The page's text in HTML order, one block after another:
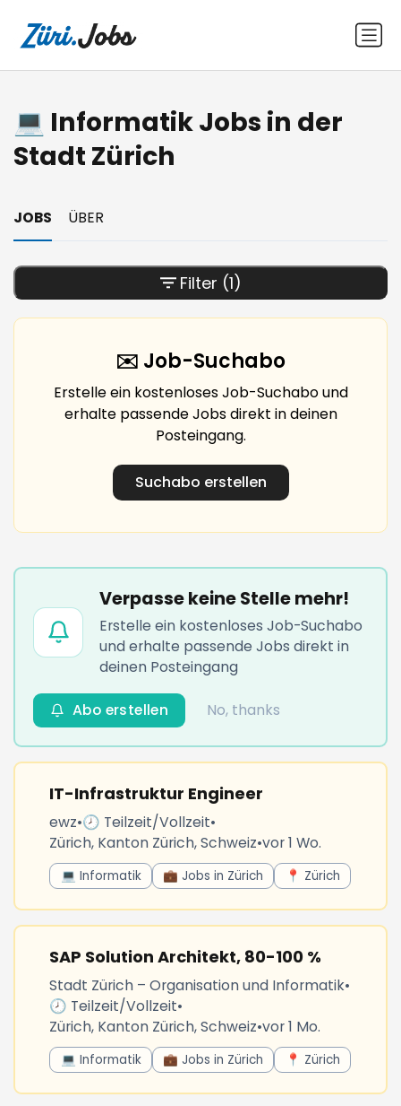
💻 Informatik Jobs in der
Stadt Zürich
JOBS ÜBER
Verpasse keine Stelle mehr!
Erstelle ein kostenloses Job-Suchabo
und erhalte passende Jobs direkt in
deinen Posteingang
No, thanks
Abo erstellen
IT-Infrastruktur Engineer
ewz•🕗 Teilzeit/Vollzeit•
Zürich, Kanton Zürich, Schweiz•vor 1 Wo.
💻 Informatik 💼 Jobs in Zürich 📍 Zürich
SAP Solution Architekt, 80-100 %
Stadt Zürich – Organisation und Informatik•
🕗 Teilzeit/Vollzeit•
Zürich, Kanton Zürich, Schweiz•vor 1 Mo.
💻 Informatik 💼 Jobs in Zürich 📍 Zürich
Filter (1)
✉️ Job-Suchabo
Erstelle ein kostenloses Job-Suchabo und
erhalte passende Jobs direkt in deinen
Posteingang.
Suchabo erstellen